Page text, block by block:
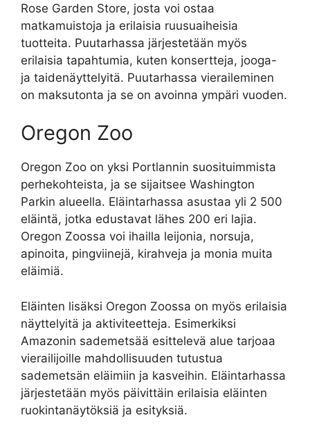
Rose Garden Store, josta voi ostaa
matkamuistoja ja erilaisia ruusuaiheisia
tuotteita. Puutarhassa järjestetään myös
erilaisia tapahtumia, kuten konsertteja, jooga-
ja taidenäyttelyitä. Puutarhassa vieraileminen
on maksutonta ja se on avoinna ympäri vuoden.
Oregon Zoo
Oregon Zoo on yksi Portlannin suosituimmista
perhekohteista, ja se sijaitsee Washington
Parkin alueella. Eläintarhassa asustaa yli 2 500
eläintä, jotka edustavat lähes 200 eri lajia.
Oregon Zoossa voi ihailla leijonia, norsuja,
apinoita, pingviinejä, kirahveja ja monia muita
eläimiä.
Eläinten lisäksi Oregon Zoossa on myös erilaisia
näyttelyitä ja aktiviteetteja. Esimerkiksi
Amazonin sademetsää esittelevä alue tarjoaa
vierailijoille mahdollisuuden tutustua
sademetsän eläimiin ja kasveihin. Eläintarhassa
järjestetään myös päivittäin erilaisia eläinten
ruokintanäytöksiä ja esityksiä.